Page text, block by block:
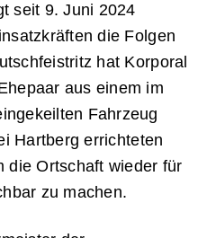
seit 9. Juni 2024
die Folgen
hat Korporal
aus einem im
Fahrzeug
Hartberg errichteten
die Ortschaft wieder für
zu machen.